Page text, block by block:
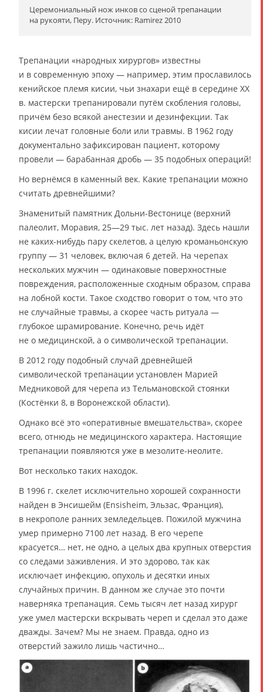
Церемониальный нож инков со сценой трепанации
на рукояти, Перу. Источник: Ramirez 2010
Трепанации «народных хирургов» известны
и в современную эпоху — например, этим прославилось
кенийское племя кисии, чьи знахари ещё в середине XX
в. мастерски трепанировали путём скобления головы,
причём безо всякой анестезии и дезинфекции. Так
кисии лечат головные боли или травмы. В 1962 году
документально зафиксирован пациент, которому
провели — барабанная дробь — 35 подобных операций!
Но вернёмся в каменный век. Какие трепанации можно
считать древнейшими?
Знаменитый памятник Дольни-Вестонице (верхний
палеолит, Моравия, 25—29 тыс. лет назад). Здесь нашли
не каких-нибудь пару скелетов, а целую кроманьонскую
группу — 31 человек, включая 6 детей. На черепах
нескольких мужчин — одинаковые поверхностные
повреждения, расположенные сходным образом, справа
на лобной кости. Такое сходство говорит о том, что это
не случайные травмы, а скорее часть ритуала —
глубокое шрамирование. Конечно, речь идёт
не о медицинской, а о символической трепанации.
В 2012 году подобный случай древнейшей
символической трепанации установлен Марией
Медниковой для черепа из Тельмановской стоянки
(Костёнки 8, в Воронежской области).
Однако всё это «оперативные вмешательства», скорее
всего, отнюдь не медицинского характера. Настоящие
трепанации появляются уже в мезолите-неолите.
Вот несколько таких находок.
В 1996 г. скелет исключительно хорошей сохранности
найден в Энсишейм (Ensisheim, Эльзас, Франция),
в некрополе ранних земледельцев. Пожилой мужчина
умер примерно 7100 лет назад. В его черепе
красуется… нет, не одно, а целых два крупных отверстия
со следами заживления. И это здорово, так как
исключает инфекцию, опухоль и десятки иных
случайных причин. В данном же случае это почти
наверняка трепанация. Семь тысяч лет назад хирург
уже умел мастерски вскрывать череп и сделал это даже
дважды. Зачем? Мы не знаем. Правда, одно из
отверстий зажило лишь частично…